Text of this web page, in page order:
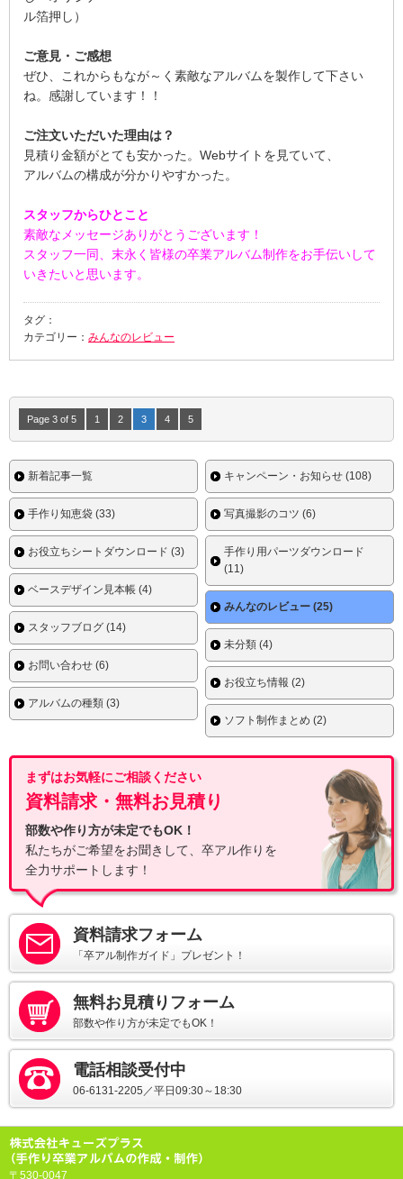
ル箔押し）
ご意見・ご感想
ぜひ、これからもなが～く素敵なアルバムを製作して下さい
ね。感謝しています！！
ご注文いただいた理由は？
見積り金額がとても安かった。Webサイトを見ていて、
アルバムの構成が分かりやすかった。
スタッフからひとこと
素敵なメッセージありがとうございます！
スタッフ一同、末永く皆様の卒業アルバム制作をお手伝いして
いきたいと思います。
タグ：
カテゴリー： みんなのレビュー
Page 3 of 5 1 2 3 4 5
新着記事一覧 キャンペーン・お知らせ (108)
手作り知恵袋 (33) 写真撮影のコツ (6)
お役立ちシートダウンロード (3)
手作り用パーツダウンロード
(11)
ベースデザイン見本帳 (4)
みんなのレビュー (25)
スタッフブログ (14)
未分類 (4)
お問い合わせ (6)
お役立ち情報 (2)
アルバムの種類 (3)
ソフト制作まとめ (2)
まずはお気軽にご相談ください
資料請求・無料お見積り
部数や作り方が未定でもOK！
私たちがご希望をお聞きして、卒アル作りを
全力サポートします！
資料請求フォーム
「卒アル制作ガイド」プレゼント！
無料お見積りフォーム
部数や作り方が未定でもOK！
電話相談受付中
06-6131-2205／平日09:30～18:30
〒530-0047